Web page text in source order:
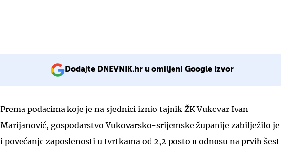
Dodajte DNEVNIK.hr u omiljeni Google izvor
Prema podacima koje je na sjednici iznio tajnik ŽK Vukovar Ivan
Marijanović, gospodarstvo Vukovarsko-srijemske županije zabilježilo je
i povećanje zaposlenosti u tvrtkama od 2,2 posto u odnosu na prvih šest